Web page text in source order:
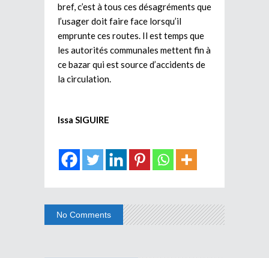
bref, c’est à tous ces désagréments que
l’usager doit faire face lorsqu’il
emprunte ces routes. Il est temps que
les autorités communales mettent fin à
ce bazar qui est source d’accidents de
la circulation.
Issa SIGUIRE
No Comments